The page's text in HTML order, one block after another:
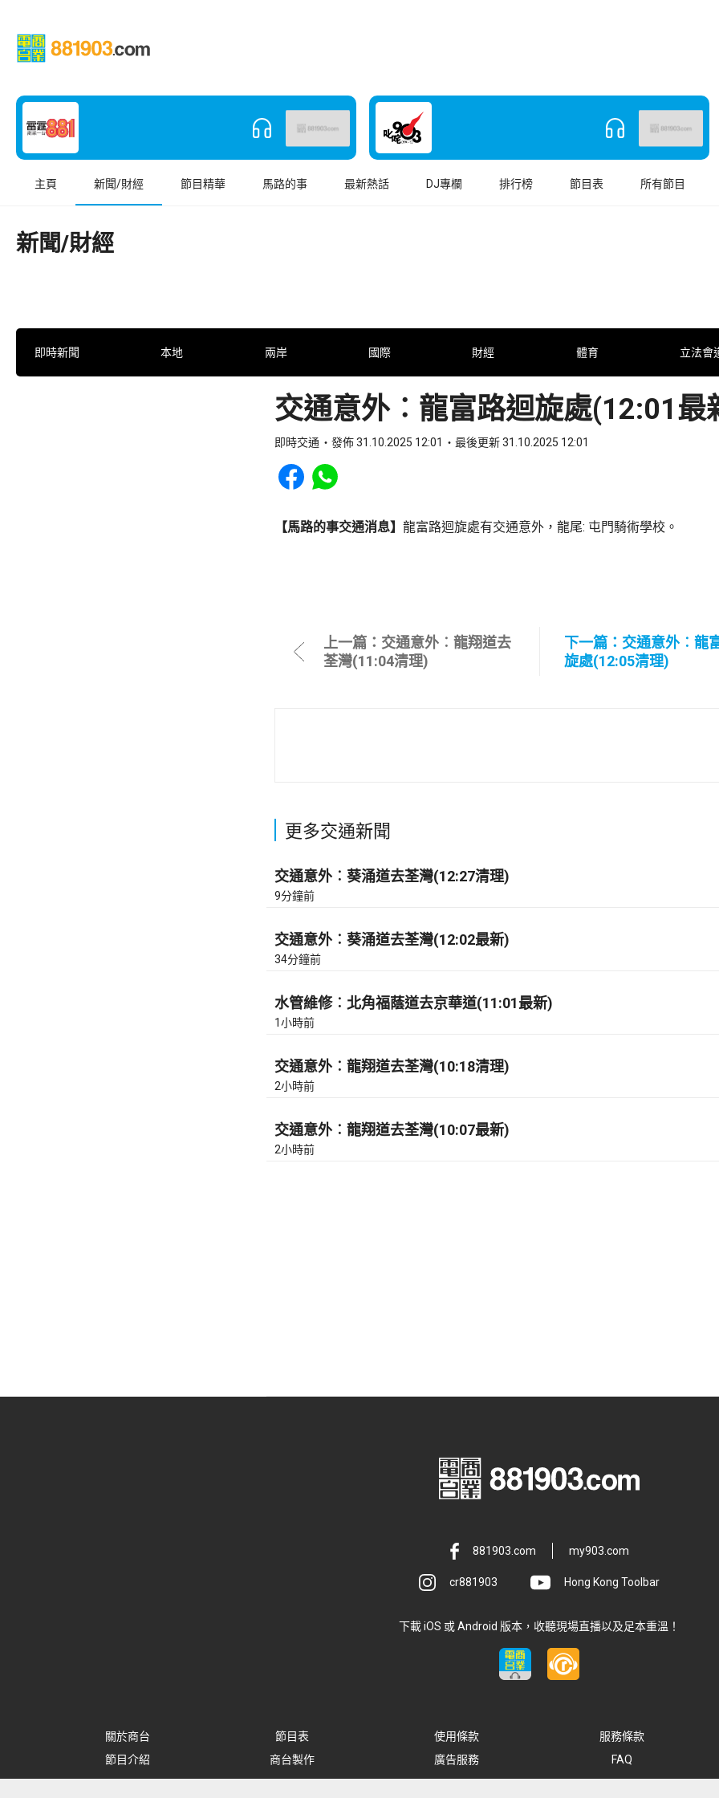
主頁 新聞/財經 節目精華 馬路的事 最新熱話 DJ專欄 排行榜 節目表 所有節目
新聞/財經
即時新聞 本地 兩岸 國際 財經 體育 立法會
交通意外︰龍富路迴旋處(12:01最
即時交通 發佈 31.10.2025 12:01 最後更新 31.10.2025 12:01
Share to Facebook
Share to WhatsApp
【馬路的事交通消息】 龍富路迴旋處有交通意外，龍尾: 屯門騎術學校。
上一篇：交通意外︰龍翔道去
荃灣(11:04清理)
下一篇：交通意外︰龍
旋處(12:05清理)
更多交通新聞
交通意外︰葵涌道去荃灣(12:27清理)
9分鐘前
交通意外︰葵涌道去荃灣(12:02最新)
34分鐘前
水管維修︰北角福蔭道去京華道(11:01最新)
1小時前
交通意外︰龍翔道去荃灣(10:18清理)
2小時前
交通意外︰龍翔道去荃灣(10:07最新)
2小時前
881903.com my903.com
cr881903 Hong Kong Toolbar
下載 iOS 或 Android 版本，收聽現場直播以及足本重溫！
關於商台 節目表 使用條款 服務條款
節目介紹
商台製作 廣告服務 FAQ